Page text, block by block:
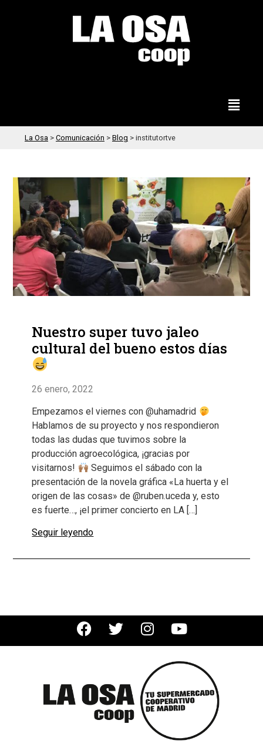
La Osa > Comunicación > Blog > institutortve
Nuestro super tuvo jaleo
cultural del bueno estos días
26 enero, 2022
Empezamos el viernes con @uhamadrid
Hablamos de su proyecto y nos respondieron
todas las dudas que tuvimos sobre la
producción agroecológica, ¡gracias por
visitarnos!
Seguimos el sábado con la
presentación de la novela gráfica «La huerta y el
origen de las cosas» de @ruben.uceda y, esto
es fuerte…, ¡el primer concierto en LA […]
Seguir leyendo